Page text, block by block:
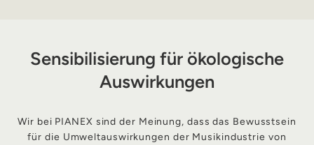
Sensibilisierung für ökologische
Auswirkungen
Wir bei PIANEX sind der Meinung, dass das Bewusstsein
für die Umweltauswirkungen der Musikindustrie von